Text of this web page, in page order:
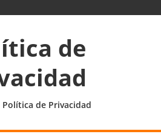
de
Política de Privacidad